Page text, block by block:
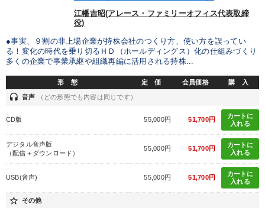
江幡吉昭(アレース・ファミリーオフィス代表取締
役)
●事実、９割の非上場企業が持株会社のつくり方、使い方を誤ってい
る！変化の時代を乗り切るＨＤ（ホールディングス）化の仕組みづくり
多くの企業で事業承継や組織再編に活用される持株...
形 態 定 価 会員価格 購 入
headset 音声 （どの形態でも内容は同じです）
CD版 55,000円 51,700円
カートに
入れる
デジタル音声版
（配信＋ダウンロード）
55,000円 51,700円
カートに
入れる
USB(音声) 55,000円 51,700円
カートに
入れる
star_border その他